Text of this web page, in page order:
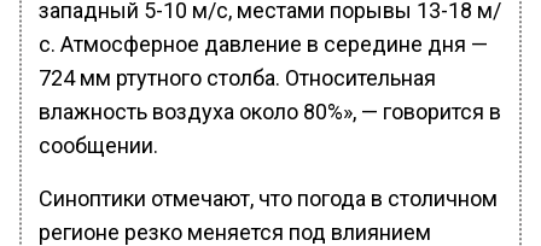
западный 5-10 м/с, местами порывы 13-18 м/
с. Атмосферное давление в середине дня —
724 мм ртутного столба. Относительная
влажность воздуха около 80%», — говорится в
сообщении.
Синоптики отмечают, что погода в столичном
регионе резко меняется под влиянием